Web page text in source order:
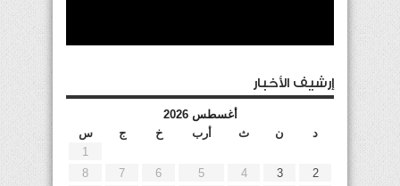
إرشيف الأخبار
أغسطس 2026
د
ن ث أرب خ ج
س
1
2
3
4
5
6
7
8